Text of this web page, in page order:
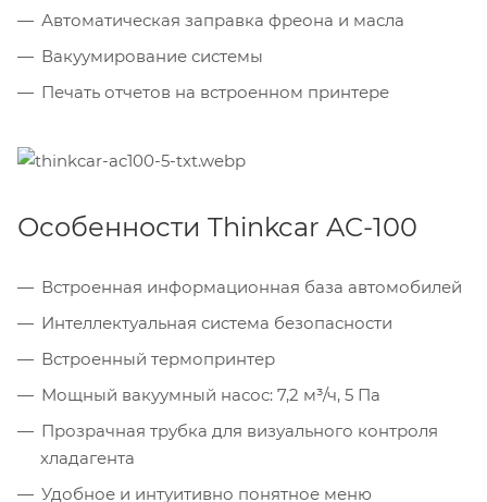
Автоматическая заправка фреона и масла
Вакуумирование системы
Печать отчетов на встроенном принтере
Особенности Thinkcar AC-100
Встроенная информационная база автомобилей
Интеллектуальная система безопасности
Встроенный термопринтер
Мощный вакуумный насос: 7,2 м³/ч, 5 Па
Прозрачная трубка для визуального контроля
хладагента
Удобное и интуитивно понятное меню